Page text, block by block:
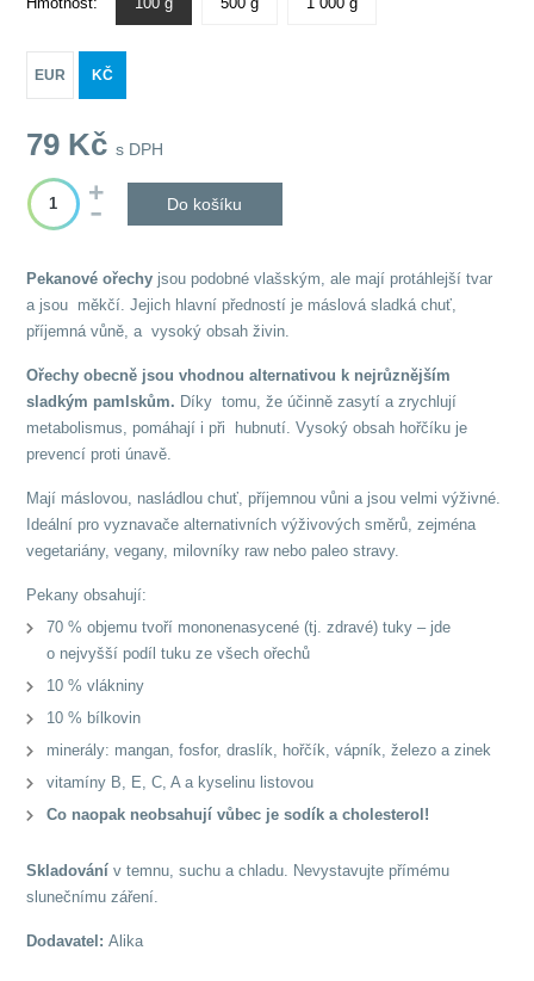
EUR KČ
79 Kčs DPH
Do košíku
Pekanové ořechy jsou podobné vlašským, ale mají protáhlejší tvar
a jsou měkčí. Jejich hlavní předností je máslová sladká chuť,
příjemná vůně, a vysoký obsah živin.
Ořechy obecně jsou vhodnou alternativou k nejrůznějším
sladkým pamlskům. Díky tomu, že účinně zasytí a zrychlují
metabolismus, pomáhají i při hubnutí. Vysoký obsah hořčíku je
prevencí proti únavě.
Mají máslovou, nasládlou chuť, příjemnou vůni a jsou velmi výživné.
Ideální pro vyznavače alternativních výživových směrů, zejména
vegetariány, vegany, milovníky raw nebo paleo stravy.
Pekany obsahují:
70 % objemu tvoří mononenasycené (tj. zdravé) tuky – jde
o nejvyšší podíl tuku ze všech ořechů
10 % vlákniny
10 % bílkovin
minerály: mangan, fosfor, draslík, hořčík, vápník, železo a zinek
vitamíny B, E, C, A a kyselinu listovou
Co naopak neobsahují vůbec je sodík a cholesterol!
Skladovánív temnu, suchu a chladu. Nevystavujte přímému
slunečnímu záření.
Dodavatel:Alika